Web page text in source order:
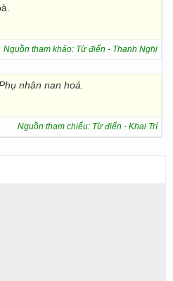
Nguồn tham khảo: Từ điển - Thanh Nghị
nhân nan hoá.
Nguồn tham chiếu: Từ điển - Khai Trí